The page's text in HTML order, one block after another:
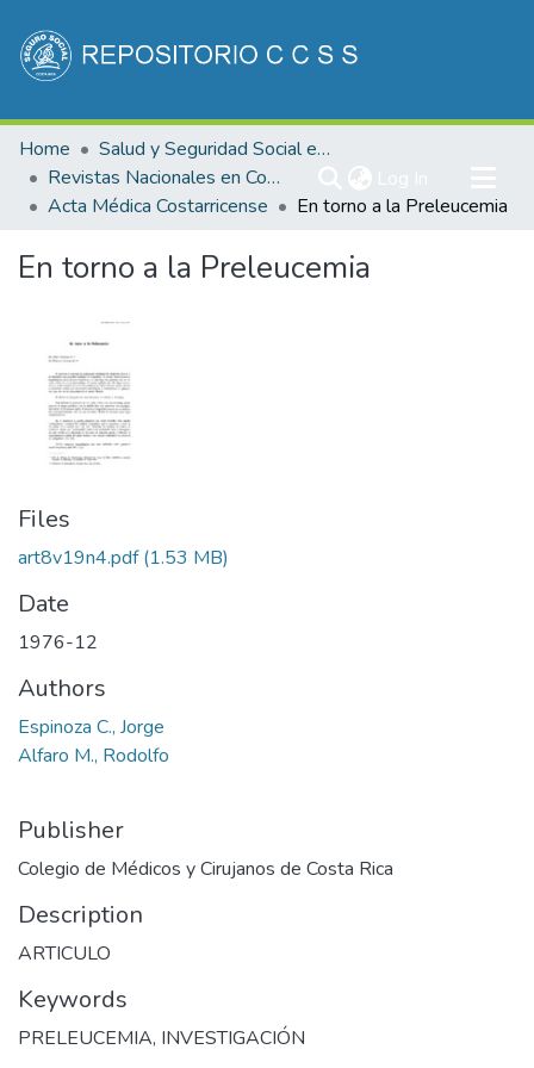
Communities & Collections
All of DSpace
Statistics
Home
Salud y Seguridad Social en Costa Rica
Revistas Nacionales en Costa Rica
Acta Médica Costarricense
En torno a la Preleucemia
En torno a la Preleucemia
Files
art8v19n4.pdf(1.53 MB)
Date
1976-12
Authors
Espinoza C., Jorge
Alfaro M., Rodolfo
Publisher
Colegio de Médicos y Cirujanos de Costa Rica
Description
ARTICULO
Keywords
PRELEUCEMIA, INVESTIGACIÓN